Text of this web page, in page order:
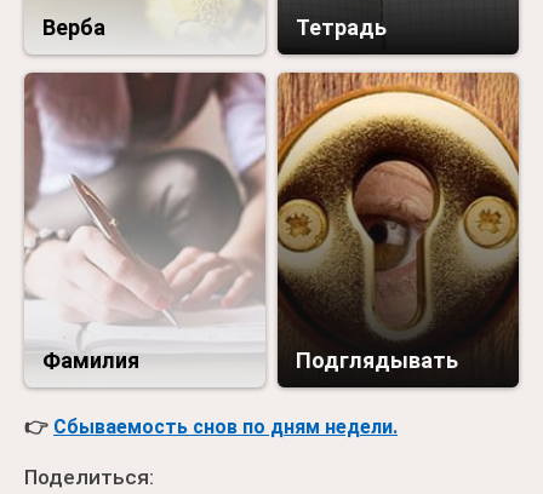
Верба Тетрадь
Фамилия Подглядывать
👉 Сбываемость снов по дням недели.
Поделиться: